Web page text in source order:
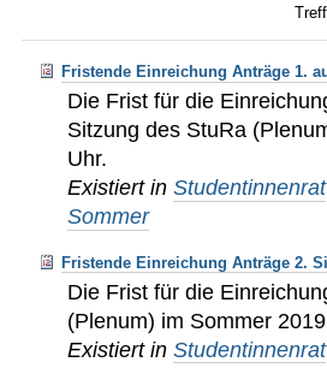
Fristende Einreichung Anträge 1.
Die Frist für die
Sitzung des StuRa
Uhr.
Existiert in Studentinnenrat
Sommer
Fristende Einreichung Anträge 2.
Die Frist für die
(Plenum) im Sommer
Existiert in Studentinnenrat